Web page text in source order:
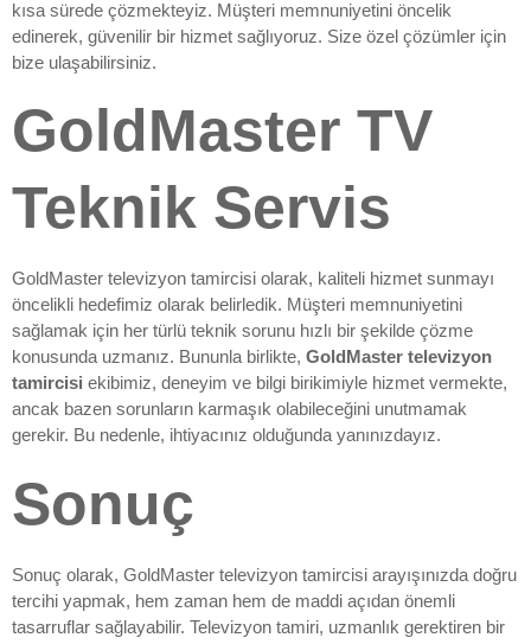
kısa sürede çözmekteyiz. Müşteri memnuniyetini öncelik
edinerek, güvenilir bir hizmet sağlıyoruz. Size özel çözümler için
bize ulaşabilirsiniz.
GoldMaster TV
Teknik Servis
GoldMaster televizyon tamircisi olarak, kaliteli hizmet sunmayı
öncelikli hedefimiz olarak belirledik. Müşteri memnuniyetini
sağlamak için her türlü teknik sorunu hızlı bir şekilde çözme
konusunda uzmanız. Bununla birlikte, GoldMaster televizyon
tamircisi ekibimiz, deneyim ve bilgi birikimiyle hizmet vermekte,
ancak bazen sorunların karmaşık olabileceğini unutmamak
gerekir. Bu nedenle, ihtiyacınız olduğunda yanınızdayız.
Sonuç
Sonuç olarak, GoldMaster televizyon tamircisi arayışınızda doğru
tercihi yapmak, hem zaman hem de maddi açıdan önemli
tasarruflar sağlayabilir. Televizyon tamiri, uzmanlık gerektiren bir